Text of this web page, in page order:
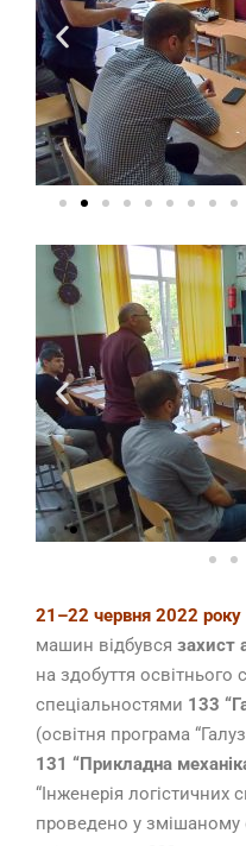
21–22 червня 2022 року
машин відбувся захист
на здобуття освітнього
спеціальностями 133
(освітня програма
131 “Прикладна
“Інженерія логістичних
проведено у змішаному